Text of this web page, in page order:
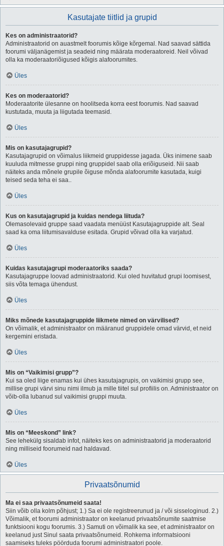
Kasutajate tiitlid ja grupid
Kes on administraatorid?
Administraatorid on auastmelt foorumis kõige kõrgemal. Nad saavad sättida
foorumi väljanägemist ja seadeid ning määrata moderaatoreid. Neil võivad
olla ka moderaatoriõigused kõigis alafoorumites.
Üles
Kes on moderaatorid?
Moderaatorite ülesanne on hoolitseda korra eest foorumis. Nad saavad
kustutada, muuta ja liigutada teemasid.
Üles
Mis on kasutajagrupid?
Kasutajagrupid on võimalus liikmeid gruppidesse jagada. Üks inimene saab
kuuluda mitmesse gruppi ning gruppidel saab olla eriõiguseid. Nii saab
näiteks anda mõnele grupile õiguse mõnda alafoorumite kasutada, kuigi
teised seda teha ei saa..
Üles
Kus on kasutajagrupid ja kuidas nendega liituda?
Olemasolevaid gruppe saad vaadata menüüst Kasutajagruppide alt. Seal
saad ka oma liitumisavalduse esitada. Grupid võivad olla ka varjatud.
Üles
Kuidas kasutajagrupi moderaatoriks saada?
Kasutajagruppe loovad administraatorid. Kui oled huvitatud grupi loomisest,
siis võta temaga ühendust.
Üles
Miks mõnede kasutajagruppide liikmete nimed on värvilised?
On võimalik, et administraator on määranud gruppidele omad värvid, et neid
kergemini eristada.
Üles
Mis on “Vaikimisi grupp”?
Kui sa oled liige enamas kui ühes kasutajagrupis, on vaikimisi grupp see,
millise grupi värvi sinu nimi ilmub ja mille tiitel sul profiilis on. Administraator on
võib-olla lubanud sul vaikimisi gruppi muuta.
Üles
Mis on “Meeskond” link?
See lehekülg sisaldab infot, näiteks kes on administraatorid ja moderaatorid
ning milliseid foorumeid nad haldavad.
Üles
Privaatsõnumid
Ma ei saa privaatsõnumeid saata!
Siin võib olla kolm põhjust; 1.) Sa ei ole registreerunud ja / või sisseloginud. 2.)
Võimalik, et foorumi administraator on keelanud privaatsõnumite saatmise
funktsiooni kogu foorumis. 3.) Samuti on võimalik ka see, et administraator on
keelanud just Sinul saata privaatsõnumeid. Rohkema informatsiooni
saamiseks tuleks pöörduda foorumi administraatori poole.